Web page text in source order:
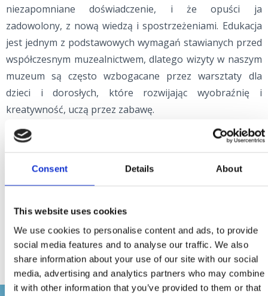
Consent Details About
This website uses cookies
We use cookies to personalise content and ads, to provide
social media features and to analyse our traffic. We also
share information about your use of our site with our social
media, advertising and analytics partners who may combine
it with other information that you’ve provided to them or that
niezapomniane doświadczenie, i że opuści ja
zadowolony, z nową wiedzą i spostrzeżeniami. Edukacja
jest jednym z podstawowych wymagań stawianych przed
współczesnym muzealnictwem, dlatego wizyty w naszym
muzeum są często wzbogacane przez warsztaty dla
dzieci i dorosłych, które rozwijając wyobraźnię i
kreatywność, uczą przez zabawę.
+385 51 781 000
mgc@mgc.hr
www.mgc.hr